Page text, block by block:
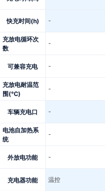
快充时间(h) -
充放电循环次
数
-
可兼容充电 -
充放电耐温范
围(℃)
-
车辆充电口 -
电池自加热系
统
-
外放电功能 -
充电器功能 温控